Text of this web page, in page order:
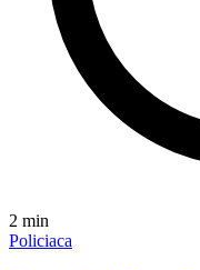
2 min
Policiaca